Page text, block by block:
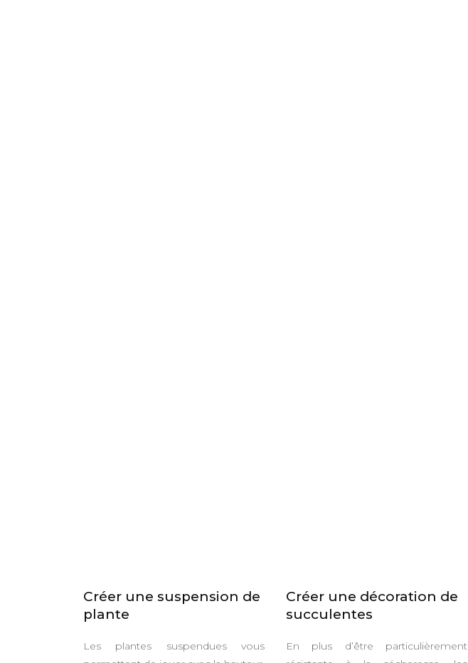
Créer une suspension de
plante
Les plantes suspendues vous
Créer une décoration de
succulentes
En plus d’être particulièrement